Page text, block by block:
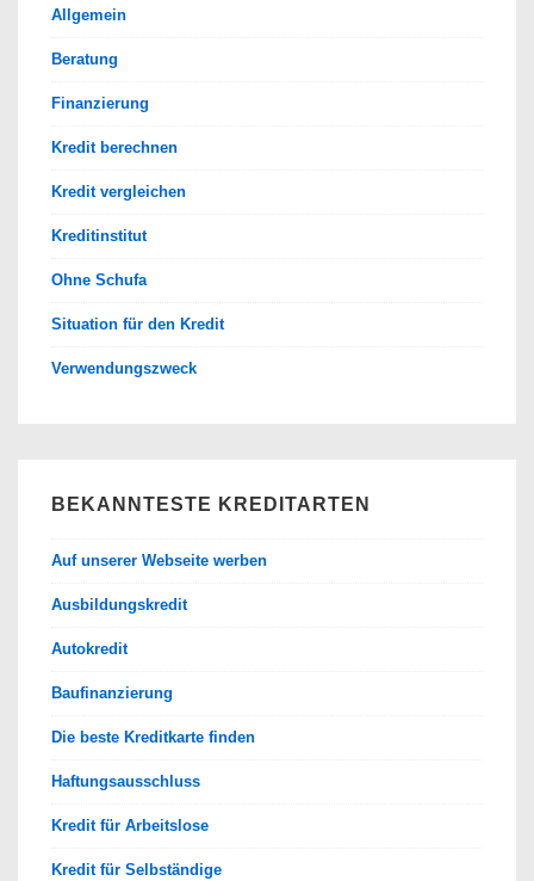
Allgemein
Beratung
Finanzierung
Kredit berechnen
Kredit vergleichen
Kreditinstitut
Ohne Schufa
Situation für den Kredit
Verwendungszweck
BEKANNTESTE KREDITARTEN
Auf unserer Webseite werben
Ausbildungskredit
Autokredit
Baufinanzierung
Die beste Kreditkarte finden
Haftungsausschluss
Kredit für Arbeitslose
Kredit für Selbständige